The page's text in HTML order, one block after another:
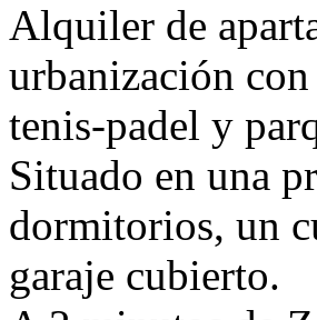
Alquiler de
urbanización
tenis-padel y
Situado en una
dormitorios, un
garaje cubierto.